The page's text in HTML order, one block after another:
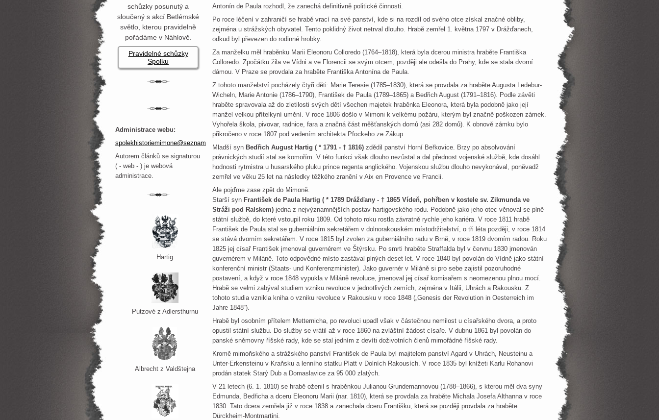
Antonín de Paula rozhodl, že zanechá definitivně politické činnosti.
Po roce léčení v zahraničí se hrabě vrací na své panství, kde si na rozdíl od svého otce získal značné obliby,
zejména u strážských obyvatel. Tento poklidný život netrval dlouho. Hrabě zemřel 1. května 1797 v Drážďanech,
odkud byl převezen do rodinné hrobky.
Za manželku měl hraběnku Marii Eleonoru Colloredo (1764–1818), která byla dcerou ministra hraběte Františka
Colloredo. Zpočátku žila ve Vídni a ve Florencii se svým otcem, později ale odešla do Prahy, kde se stala dvorní
dámou. V Praze se provdala za hraběte Františka Antonína de Paula.
Z tohoto manželství pocházely čtyři děti: Marie Teresie (1785–1830), která se provdala za hraběte Augusta Ledebur-
Wicheln, Marie Antonie (1786–1790), František de Paula (1789–1865) a Bedřich August (1791–1816). Podle závěti
hraběte spravovala až do zletilosti svých dětí všechen majetek hraběnka Eleonora, která byla podobně jako její
manžel velkou přítelkyní umění. V roce 1806 došlo v Mimoni k velkému požáru, kterým byl značně poškozen zámek.
Vyhořela škola, pivovar, radnice, fara a značná část měšťanských domů (asi 282 domů). K obnově zámku bylo
přikročeno v roce 1807 pod vedením architekta Pfockeho ze Zákup.
Mladší syn Bedřich August Hartig ( * 1791 - † 1816) zdědil panství Horní Beřkovice. Brzy po absolvování
právnických studií stal se komořím. V této funkci však dlouho nezůstal a dal přednost vojenské službě, kde dosáhl
hodnosti rytmistra u husarského pluku prince regenta anglického. Vojenskou službu dlouho nevykonával, poněvadž
zemřel ve věku 25 let na následky těžkého zranění v Aix en Provence ve Francii.
Ale pojďme zase zpět do Mimoně.
Starší syn František de Paula Hartig ( * 1789 Drážďany - † 1865 Vídeň, pohřben v kostele sv. Zikmunda ve
Stráži pod Ralskem) jedna z nejvýznamnějších postav hartigovského rodu. Podobně jako jeho otec věnoval se plně
státní službě, do které vstoupil roku 1809. Od tohoto roku rostla závratně rychle jeho kariéra. V roce 1811 hrabě
František de Paula stal se guberniálním sekretářem v dolnorakouském místodržitelství, o tři léta později, v roce 1814
se stává dvorním sekretářem. V roce 1815 byl zvolen za guberniálního radu v Brně, v roce 1819 dvorním radou. Roku
1825 jej císař František jmenoval guvernérem ve Štýrsku. Po smrti hraběte Straffalda byl v červnu 1830 jmenován
guvernérem v Miláně. Toto odpovědné místo zastával plných deset let. V roce 1840 byl povolán do Vídně jako státní
konferenční ministr (Staats- und Konferenzminister). Jako guvernér v Miláně si pro sebe zajistil pozoruhodné
postavení, a když v roce 1848 vypukla v Miláně revoluce, jmenoval jej císař komisařem s neomezenou plnou mocí.
Hrabě se velmi zabýval studiem vzniku revoluce v jednotlivých zemích, zejména v Itálii, Uhrách a Rakousku. Z
tohoto studia vznikla kniha o vzniku revoluce v Rakousku v roce 1848 („Genesis der Revolution in Oesterreich im
Jahre 1848“).
Hrabě byl osobním přítelem Metternicha, po revoluci upadl však v částečnou nemilost u císařského dvora, a proto
opustil státní službu. Do služby se vrátil až v roce 1860 na zvláštní žádost císaře. V dubnu 1861 byl povolán do
panské sněmovny říšské rady, kde se stal jedním z devíti doživotních členů mimořádné říšské rady.
Kromě mimoňského a strážského panství František de Paula byl majitelem panství Agard v Uhrách, Neusteinu a
Unter-Erkensteinu v Kraňsku a lenního statku Platt v Dolních Rakousích. V roce 1835 byl knížeti Karlu Rohanovi
prodán statek Starý Dub a Domaslavice za 95 000 zlatých.
V 21 letech (6. 1. 1810) se hrabě oženil s hraběnkou Julianou Grundemannovou (1788–1866), s kterou měl dva syny
Edmunda, Bedřicha a dceru Eleonoru Marii (nar. 1810), která se provdala za hraběte Michala Josefa Althanna v roce
1830. Tato dcera zemřela již v roce 1838 a zanechala dceru Františku, která se později provdala za hraběte
Dürckheim-Montmartini.
schůzky posunutý a
sloučený s akcí Betlémské
světlo, kterou pravidelně
pořádáme v Náhlově.
Pravidelné schůzky
Spolku
Administrace webu:
spolekhistoriemimone@seznam.cz
Autorem článků se signaturou
( - web - ) je webová
administrace.
Hartig
Putzové z Adlersthurnu
Albrecht z Valdštejna